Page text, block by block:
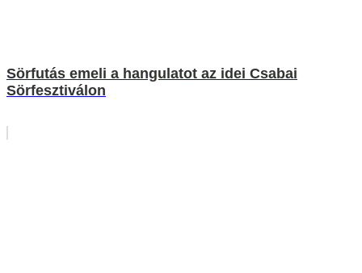
Sörfutás emeli a hangulatot az idei Csabai
Sörfesztiválon